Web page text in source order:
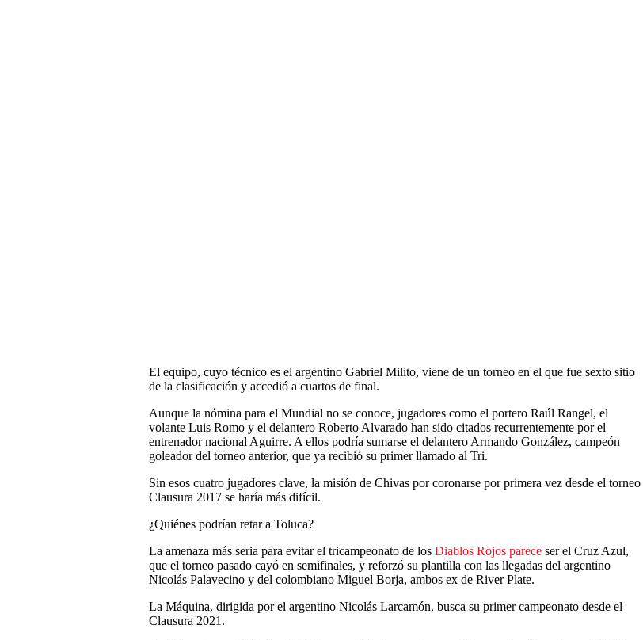
El equipo, cuyo técnico es el argentino Gabriel Milito, viene de un torneo en el que fue sexto sitio
de la clasificación y accedió a cuartos de final.
Aunque la nómina para el Mundial no se conoce, jugadores como el portero Raúl Rangel, el
volante Luis Romo y el delantero Roberto Alvarado han sido citados recurrentemente por el
entrenador nacional Aguirre. A ellos podría sumarse el delantero Armando González, campeón
goleador del torneo anterior, que ya recibió su primer llamado al Tri.
Sin esos cuatro jugadores clave, la misión de Chivas por coronarse por primera vez desde el torneo
Clausura 2017 se haría más difícil.
¿Quiénes podrían retar a Toluca?
La amenaza más seria para evitar el tricampeonato de los Diablos Rojos parece ser el Cruz Azul,
que el torneo pasado cayó en semifinales, y reforzó su plantilla con las llegadas del argentino
Nicolás Palavecino y del colombiano Miguel Borja, ambos ex de River Plate.
La Máquina, dirigida por el argentino Nicolás Larcamón, busca su primer campeonato desde el
Clausura 2021.